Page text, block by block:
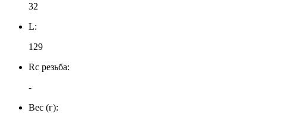
32
L:
129
Rc резьба:
-
Вес (г):